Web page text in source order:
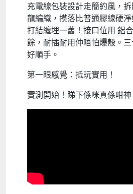
充電線包裝設計走簡約風，
龍編織，摸落比普通膠線硬
打結纏埋一舊！接口位用 鋁
餘，耐插耐用仲唔怕爆殼。
好順手。
第一眼感覺：抵玩實用！
實測開始！睇下係咪真係咁神